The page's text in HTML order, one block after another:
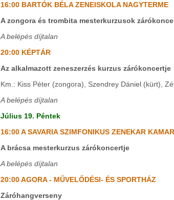
16:00 BARTÓK BÉLA ZENEISKOLA NAGYTERME
A zongora és trombita mesterkurzusok
A belépés díjtalan
20:00 KÉPTÁR
Az alkalmazott zeneszerzés kurzus zárókoncertje
Km.: Kiss Péter (zongora), Szendrey Dániel (kürt),
A belépés díjtalan
Július 19. Péntek
16:00 A SAVARIA SZIMFONIKUS ZENEKAR
A brácsa mesterkurzus zárókoncertje
A belépés díjtalan
20:00 AGORA - MŰVELŐDÉSI- ÉS SPORTHÁZ
Záróhangverseny